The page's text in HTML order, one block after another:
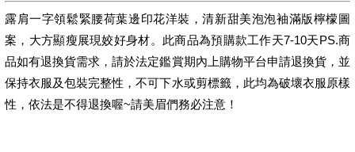
露肩一字領鬆緊腰荷葉邊印花洋裝，清新甜美泡泡袖滿版檸檬圖
案，大方顯瘦展現姣好身材。此商品為預購款工作天7-10天PS.商
品如有退換貨需求，請於法定鑑賞期內上購物平台申請退換貨，並
保持衣服及包裝完整性，不可下水或剪標籤，此均為破壞衣服原樣
性，依法是不得退換喔~請美眉們務必注意！